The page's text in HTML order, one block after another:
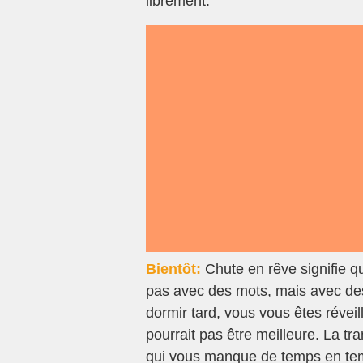
Bientôt: Chute en rêve signifie
pas avec des mots, mais avec
dormir tard, vous vous êtes
pourrait pas être meilleure. La
qui vous manque de temps en